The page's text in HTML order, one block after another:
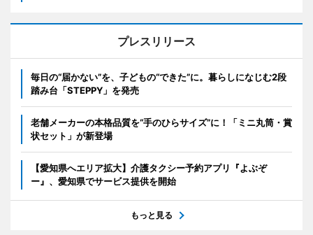
プレスリリース
毎日の“届かない”を、子どもの“できた”に。暮らしになじむ2段
踏み台「STEPPY」を発売
老舗メーカーの本格品質を“手のひらサイズ”に！「ミニ丸筒・賞
状セット」が新登場
【愛知県へエリア拡大】介護タクシー予約アプリ『よぶぞ
ー』、愛知県でサービス提供を開始
もっと見る